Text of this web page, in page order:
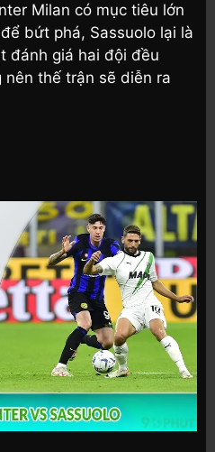
Milan có mục tiêu lớn
bứt phá, Sassuolo lại là
đánh giá hai đội đều
nên thế trận sẽ diễn ra